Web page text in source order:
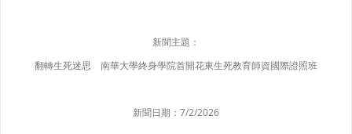
新聞主題：
翻轉生死迷思 南華大學終身學院首開花東生死教育師資國際證照班
新聞日期： 7/2/2026